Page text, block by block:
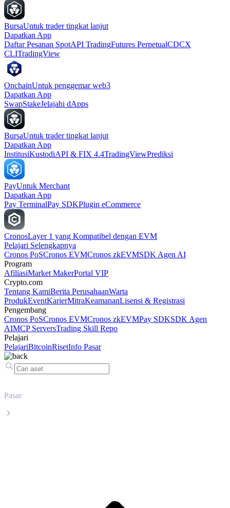
BursaUntuk trader tingkat lanjut
Dapatkan App
Daftar Pesanan SpotAPI TradingFutures PerpetualCDCX
CLITradingView
OnchainUntuk penggemar web3
Dapatkan App
SwapStakeJelajahi dApps
BursaUntuk trader tingkat lanjut
Dapatkan App
InstitusiKustodiAPI & FIX 4.4TradingViewPrediksi
PayUntuk Merchant
Dapatkan App
Pay TerminalPay SDKPlugin eCommerce
CronosLayer 1 yang Kompatibel dengan EVM
Pelajari Selengkapnya
Cronos PoSCronos EVMCronos zkEVMSDK Agen AI
Program
AfiliasiMarket MakerPortal VIP
Crypto.com
Tentang KamiBerita PerusahaanWarta
ProdukEventKarierMitraKeamananLisensi & Registrasi
Pengembang
Cronos PoSCronos EVMCronos zkEVMPay SDKSDK Agen
AIMCP ServersTrading Skill Repo
Pelajari
PelajariBitcoinRisetInfo Pasar
Pasar